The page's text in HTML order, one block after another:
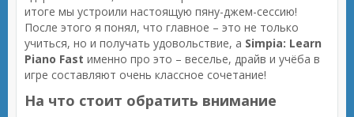
итоге мы устроили настоящую пяну-джем-сессию!
После этого я понял, что главное – это не только
учиться, но и получать удовольствие, а Simpia: Learn
Piano Fast именно про это – веселье, драйв и учёба в
игре составляют очень классное сочетание!
На что стоит обратить внимание